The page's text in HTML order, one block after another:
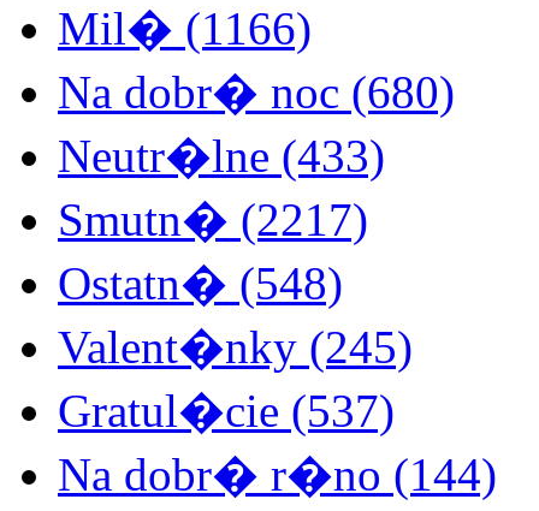
Mil� (1166)
Na dobr� noc (680)
Neutr�lne (433)
Smutn� (2217)
Ostatn� (548)
Valent�nky (245)
Gratul�cie (537)
Na dobr� r�no (144)